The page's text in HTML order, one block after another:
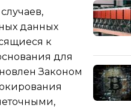
данных
к
для
Законом